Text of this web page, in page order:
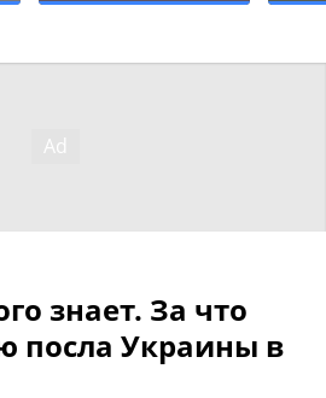
знает. За что
посла Украины в